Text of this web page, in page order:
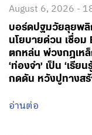
‘ท่องจำ’ เป็น ‘เรีย
กดดัน หวังปูทางส
อ่านต่อ